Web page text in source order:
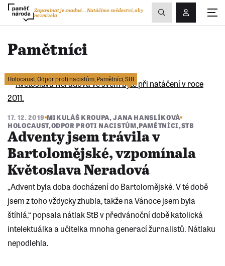
Přihlášení/
Zapomínat je snadné...Natáčíme svědectví, aby
nezmizela
Zobrazit
vyhledávání
Pamětníci
Holocaust,Odpor proti nacistům,Pamětníci,StB
17. 12. 2019 MIKULÁŠ KROUPA,JANA HANSLÍKOVÁ
HOLOCAUST,ODPOR PROTI NACISTŮM,PAMĚTNÍCI,STB
Adventy jsem trávila v
Bartolomějské, vzpomínala
Květoslava Neradová
„Advent byla doba docházení do Bartolomějské. V té době
jsem z toho vždycky zhubla, takže na Vánoce jsem byla
štíhlá,“ popsala nátlak StB v předvánoční době katolická
intelektuálka a učitelka mnoha generací žurnalistů. Nátlaku
nepodlehla.